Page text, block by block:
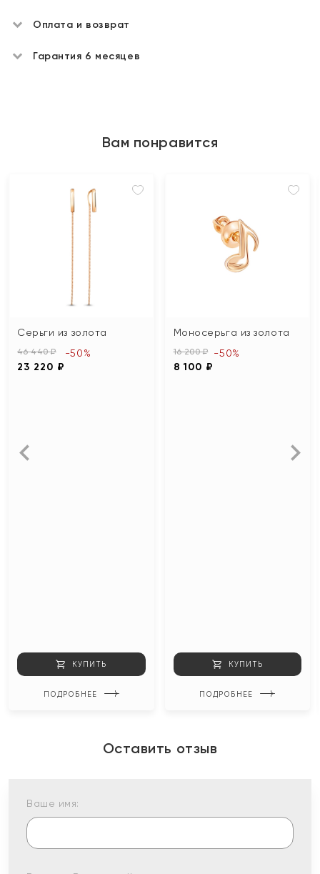
Оплата и возврат
Гарантия 6 месяцев
Вам понравится
Серьги из золота
46 440 ₽
23 220 ₽
-50%
КУПИТЬ
ПОДРОБНЕЕ
Моносерьга из золота
16 200 ₽
8 100 ₽
-50%
КУПИТЬ
ПОДРОБНЕЕ
Оставить отзыв
Ваше имя: